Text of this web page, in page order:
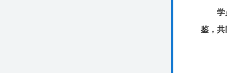
学
鉴，共